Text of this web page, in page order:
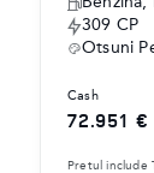
309 CP
Otsuni
cash
72.951 €
Pretul include